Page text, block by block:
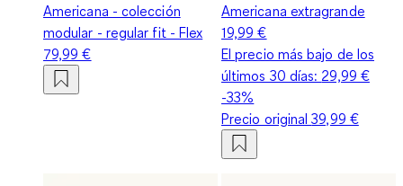
Americana - colección
modular - regular fit - Flex
79,99 €
Americana extragrande
19,99 €
El precio más bajo de los
últimos 30 días: 29,99 €
-33%
Precio original39,99 €